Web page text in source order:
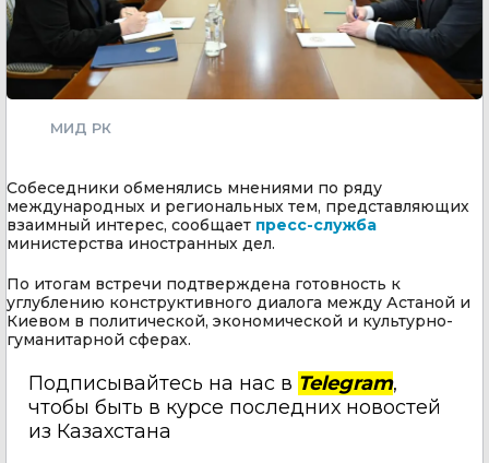
МИД РК
Собеседники обменялись мнениями по ряду
международных и региональных тем, представляющих
взаимный интерес, сообщает пресс-служба
министерства иностранных дел.
По итогам встречи подтверждена готовность к
углублению конструктивного диалога между Астаной и
Киевом в политической, экономической и культурно-
гуманитарной сферах.
Подписывайтесь на нас в Telegram,
чтобы быть в курсе последних новостей
из Казахстана